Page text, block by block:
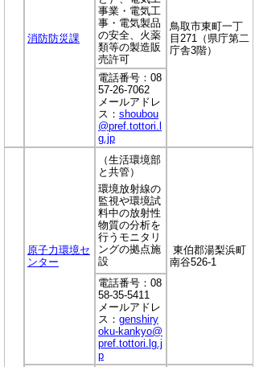
消防防災課
事業・電気工
事・電気製品
の安全、火薬
類等の製造販
売許可
鳥取市東町一丁
目271（県庁第二
庁舎3階）
電話番号：08
57-26-7062
メールアドレ
ス： shoubou
@pref.tottori.l
g.jp
原子力環境セ
ンター
（生活環境部
と共管）
環境放射線の
監視や環境試
料中の放射性
物質の分析を
行うモニタリ
ングの拠点施
設
東伯郡湯梨浜町
南谷526-1
電話番号：08
58-35-5411
メールアドレ
ス： genshiry
oku-kankyo@
pref.tottori.lg.j
p